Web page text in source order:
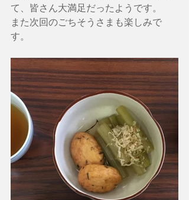
て、皆さん大満足だったようです。
また次回のごちそうさまも楽しみで
す。